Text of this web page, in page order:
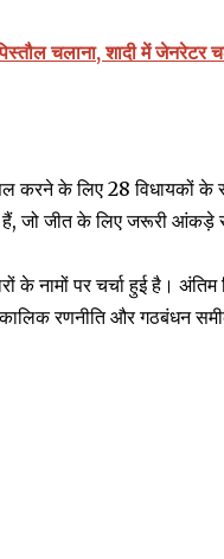
चलाना, शादी में जेनरेटर
करने के लिए 28 विधायकों के
जो जीत के लिए जरूरी
नामों पर चर्चा हुई है। अंतिम
रणनीति और गठबंधन